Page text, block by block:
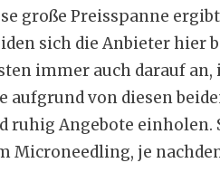
große Preisspanne
sich die Anbieter hier
immer auch darauf an,
aufgrund von diesen
Angebote einholen.
Microneedling, je